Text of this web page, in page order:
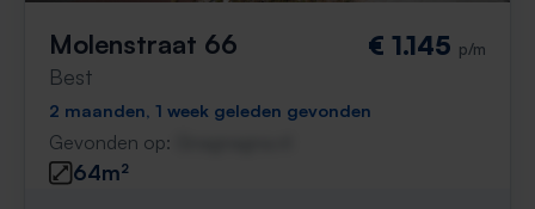
Molenstraat 66
Best
€ 1.145 p/m
2 maanden, 1 week geleden gevonden
Gevonden op:
64m²